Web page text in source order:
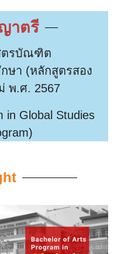
าตรี
ตรบัณฑิต
ษา (หลักสูตรสอง
พ.ศ. 2567
in Global Studies